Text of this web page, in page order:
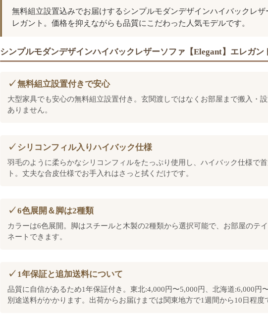
無料組立設置込みでお届けするシンプルモダンデザインハイバックレザ
レガント。価格を抑えながらも品質にこだわった人気モデルです。
シンプルモダンデザインハイバックレザーソファ【Elegant】エレガン
無料組立設置付きで安心
大型家具でも安心の無料組立設置付き。玄関渡しではなくお部屋まで搬入・
ありません。
シリコンフィル入りハイバック仕様
羽毛のように柔らかなシリコンフィルをたっぷり使用し、ハイバック仕様で
ト。丈夫な合皮仕様でお手入れはさっと拭くだけです。
6色展開＆脚は2種類
カラーは6色展開。脚はスチールと木製の2種類から選択可能で、お部屋のテ
ネートできます。
1年保証と追加送料について
品質に自信があるため1年保証付き。東北:4,000円〜5,000円、北海道:6,000円
別途送料がかかります。出荷からお届けまでは関東地方で1週間から10日程度